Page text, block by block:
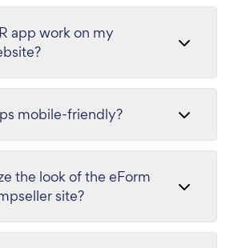
app work on my
mobile-friendly?
the look of the eForm
site?